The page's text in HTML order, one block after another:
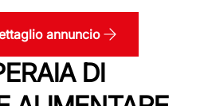
annuncio
DI